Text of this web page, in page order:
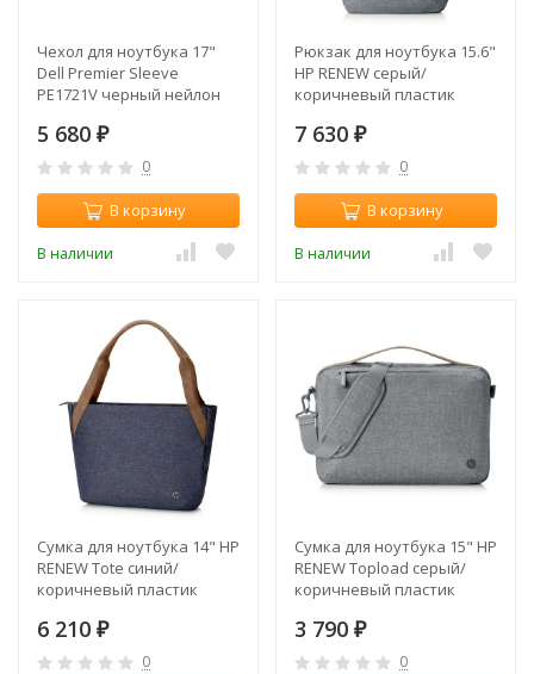
Чехол для ноутбука 17"
Dell Premier Sleeve
PE1721V черный нейлон
5 680 ₽
0
В корзину
В наличии
Рюкзак для ноутбука 15.6"
HP RENEW серый/
коричневый пластик
7 630 ₽
0
В корзину
В наличии
Сумка для ноутбука 14" HP
RENEW Tote синий/
коричневый пластик
6 210 ₽
0
Сумка для ноутбука 15" HP
RENEW Topload серый/
коричневый пластик
3 790 ₽
0